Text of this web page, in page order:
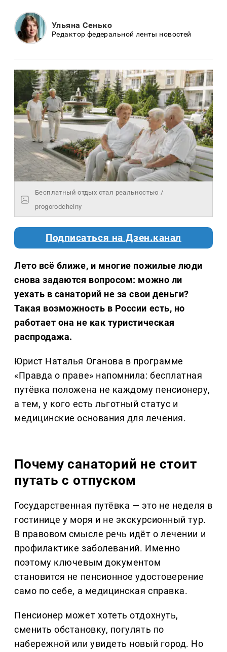
Ульяна Сенько
Редактор федеральной ленты новостей
Бесплатный отдых стал реальностью /
progorodchelny
Подписаться на Дзен.канал
Лето всё ближе, и многие пожилые люди
снова задаются вопросом: можно ли
уехать в санаторий не за свои деньги?
Такая возможность в России есть, но
работает она не как туристическая
распродажа.
Юрист Наталья Оганова в программе
«Правда о праве» напомнила: бесплатная
путёвка положена не каждому пенсионеру,
а тем, у кого есть льготный статус и
медицинские основания для лечения.
Почему санаторий не стоит
путать с отпуском
Государственная путёвка — это не неделя в
гостинице у моря и не экскурсионный тур.
В правовом смысле речь идёт о лечении и
профилактике заболеваний. Именно
поэтому ключевым документом
становится не пенсионное удостоверение
само по себе, а медицинская справка.
Пенсионер может хотеть отдохнуть,
сменить обстановку, погулять по
набережной или увидеть новый город. Но